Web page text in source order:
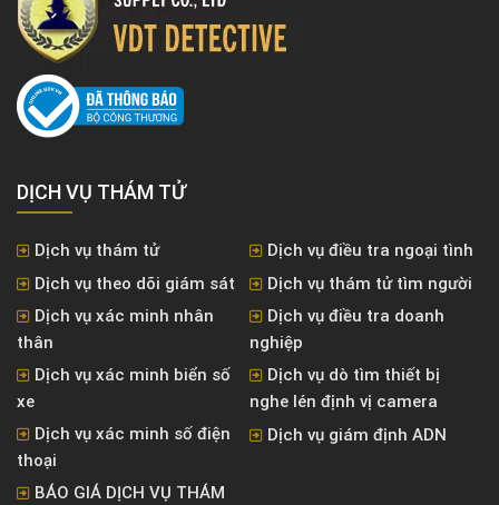
DỊCH VỤ THÁM TỬ
Dịch vụ thám tử
Dịch vụ điều tra ngoại tình
Dịch vụ theo dõi giám sát
Dịch vụ thám tử tìm người
Dịch vụ xác minh nhân
thân
Dịch vụ điều tra doanh
nghiệp
Dịch vụ xác minh biển số
xe
Dịch vụ dò tìm thiết bị
nghe lén định vị camera
Dịch vụ xác minh số điện
thoại
Dịch vụ giám định ADN
BÁO GIÁ DỊCH VỤ THÁM